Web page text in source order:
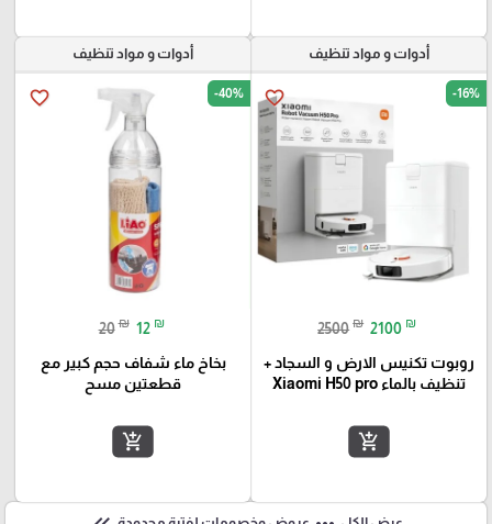
أدوات و مواد تنظيف
favorite_border -16%
2500 ₪ 2100 ₪
روبوت تكنيس الارض و السجاد +
تنظيف بالماء Xiaomi H50 pro
add_shopping_cart
أدوات و مواد تنظيف
favorite_border -40%
20 ₪ 12 ₪
بخاخ ماء شفاف حجم كبير مع
قطعتين مسح
add_shopping_cart